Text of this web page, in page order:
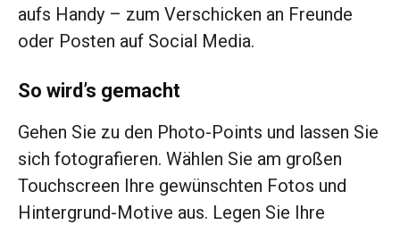
aufs Handy – zum Verschicken an Freunde
oder Posten auf Social Media.
So wird’s gemacht
Gehen Sie zu den Photo-Points und lassen Sie
sich fotografieren. Wählen Sie am großen
Touchscreen Ihre gewünschten Fotos und
Hintergrund-Motive aus. Legen Sie Ihre